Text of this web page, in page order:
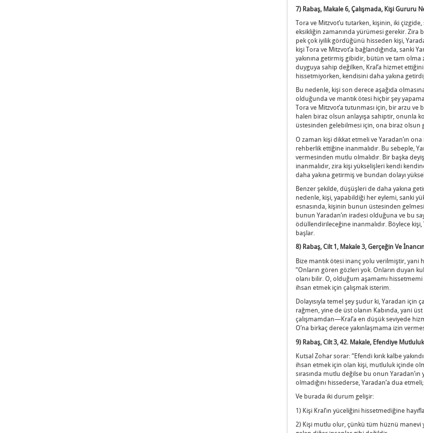
7) Rabaş, Makale 6, Çalışmada, Kişi Gururu
Tora ve Mitzvot’u tutarken, kişinin, iki
eksikliğin zamanında yürümesi gerekir. Zira
pek çok iyilik gördüğünü hisseden kişi,
kişi Tora ve Mitzvot’a bağlandığında, sanki
yakınına getirmiş gibidir, bütün ve tam olma
duyguya sahip değilken, Kral’a hizmet
hissetmiyorken, kendisini daha yakına
Bu nedenle, kişi son derece aşağıda
olduğunda ve mantık ötesi hiçbir şey
Tora ve Mitzvot’a tutunması için, bir arzu
halen biraz olsun anlayışa sahiptir, onunla
üstesinden gelebilmesi için, ona biraz olsun
O zaman kişi dikkat etmeli ve Yaradan’ın
rehberlik ettiğine inanmalıdır. Bu sebeple,
vermesinden mutlu olmalıdır. Bir başka
inanmalıdır, zira kişi yükselişleri kendi
daha yakına getirmiş ve bundan dolayı
Benzer şekilde, düşüşleri de daha yakına
nedenle, kişi, yapabildiği her eylemi, sanki
esnasında, kişinin bunun üstesinden
bunun Yaradan’ın iradesi olduğuna ve bu
ödüllendirileceğine inanmalıdır. Böylece
başlar.
8) Rabaş, Cilt 1, Makale 3, Gerçeğin Ve
Bize mantık ötesi inanç yolu verilmiştir, yani
“Onların gören gözleri yok. Onların duyan
olanı bilir. O, olduğum aşamamı
ihsan etmek için çalışmak isterim.
Dolayısıyla temel şey şudur ki, Yaradan için
rağmen, yine de üst olanın Kabında, yani
çalışmamdan—Kral’a en düşük seviyede
O’na birkaç derece yakınlaşmama izin
9) Rabaş, Cilt 3, 42. Makale, Efendiye
Kutsal Zohar sorar: “Efendi kırık kalbe
ihsan etmek için olan kişi, mutluluk içinde
sırasında mutlu değilse bu onun
olmadığını hissederse, Yaradan’a dua
Ve burada iki durum gelişir:
1) Kişi Kral’ın yüceliğini hissetmediğine
2) Kişi mutlu olur, çünkü tüm hüznü manevi